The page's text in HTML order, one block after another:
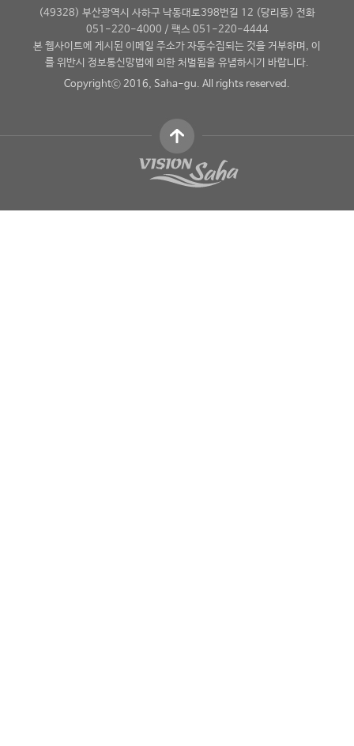
(49328) 부산광역시 사하구 낙동대로398번길 12 (당리동) 전화
051-220-4000 / 팩스 051-220-4444
본 웹사이트에 게시된 이메일 주소가 자동수집되는 것을 거부하며, 이
를 위반시 정보통신망법에 의한 처벌됨을 유념하시기 바랍니다.
Copyrightⓒ 2016, Saha-gu. All rights reserved.